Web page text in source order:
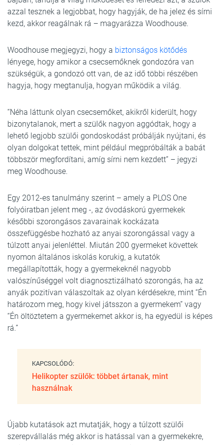
azzal tesznek a legjobbat, hogy hagyják, de ha jelez és sírni
kezd, akkor reagálnak rá – magyarázza Woodhouse.
Woodhouse megjegyzi, hogy a biztonságos kötődés
lényege, hogy amikor a csecsemőknek gondozóra van
szükségük, a gondozó ott van, de az idő többi részében
hagyja, hogy megtanulja, hogyan működik a világ.
“Néha láttunk olyan csecsemőket, akikről kiderült, hogy
bizonytalanok, mert a szülők nagyon aggódtak, hogy a
lehető legjobb szülői gondoskodást próbálják nyújtani, és
olyan dolgokat tettek, mint például megpróbálták a babát
többször megfordítani, amíg sírni nem kezdett” – jegyzi
meg Woodhouse.
Egy 2012-es tanulmány szerint – amely a PLOS One
folyóiratban jelent meg -, az óvodáskorú gyermekek
későbbi szorongásos zavarainak kockázata
összefüggésbe hozható az anyai szorongással vagy a
túlzott anyai jelenléttel. Miután 200 gyermeket követtek
nyomon általános iskolás korukig, a kutatók
megállapították, hogy a gyermekeknél nagyobb
valószínűséggel volt diagnosztizálható szorongás, ha az
anyák pozitívan válaszoltak az olyan kérdésekre, mint “Én
határozom meg, hogy kivel játsszon a gyermekem” vagy
“Én öltöztetem a gyermekemet akkor is, ha egyedül is képes
rá.”
KAPCSOLÓDÓ:
Helikopter szülők: többet ártanak, mint
használnak
Újabb kutatások azt mutatják, hogy a túlzott szülői
szerepvállalás még akkor is hatással van a gyermekekre,